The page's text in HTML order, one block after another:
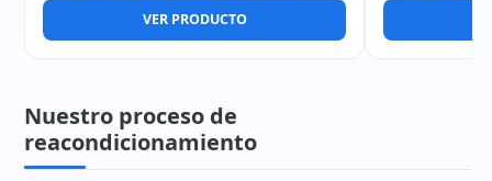
VER PRODUCTO
Nuestro proceso de
reacondicionamiento